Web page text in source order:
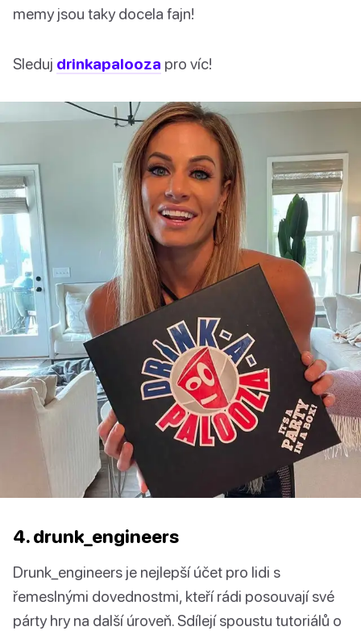
memy jsou taky docela fajn!
Sleduj drinkapalooza pro víc!
4. drunk_engineers
Drunk_engineers je nejlepší účet pro lidi s
řemeslnými dovednostmi, kteří rádi posouvají své
párty hry na další úroveň. Sdílejí spoustu tutoriálů o